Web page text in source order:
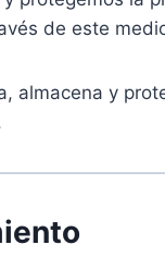
de este
almacena y